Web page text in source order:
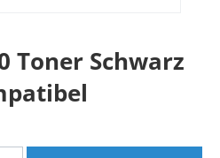
Toner Schwarz